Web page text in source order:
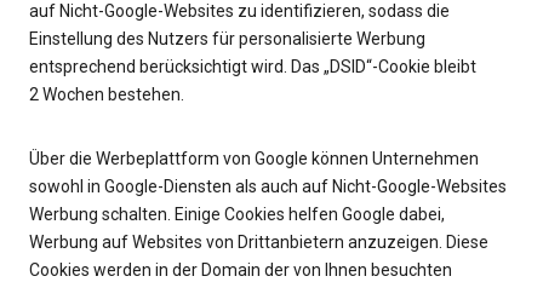
auf Nicht-Google-Websites zu identifizieren, sodass die
Einstellung des Nutzers für personalisierte Werbung
entsprechend berücksichtigt wird. Das „DSID“-Cookie bleibt
2 Wochen bestehen.
Über die Werbeplattform von Google können Unternehmen
sowohl in Google-Diensten als auch auf Nicht-Google-Websites
Werbung schalten. Einige Cookies helfen Google dabei,
Werbung auf Websites von Drittanbietern anzuzeigen. Diese
Cookies werden in der Domain der von Ihnen besuchten